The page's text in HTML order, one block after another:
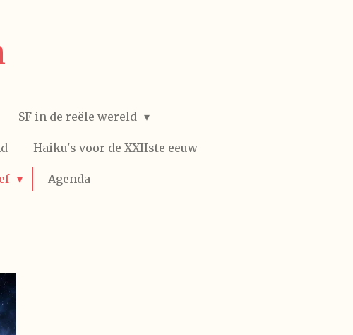
SF in de reële wereld
Haiku's voor de XXIIste eeuw
Agenda